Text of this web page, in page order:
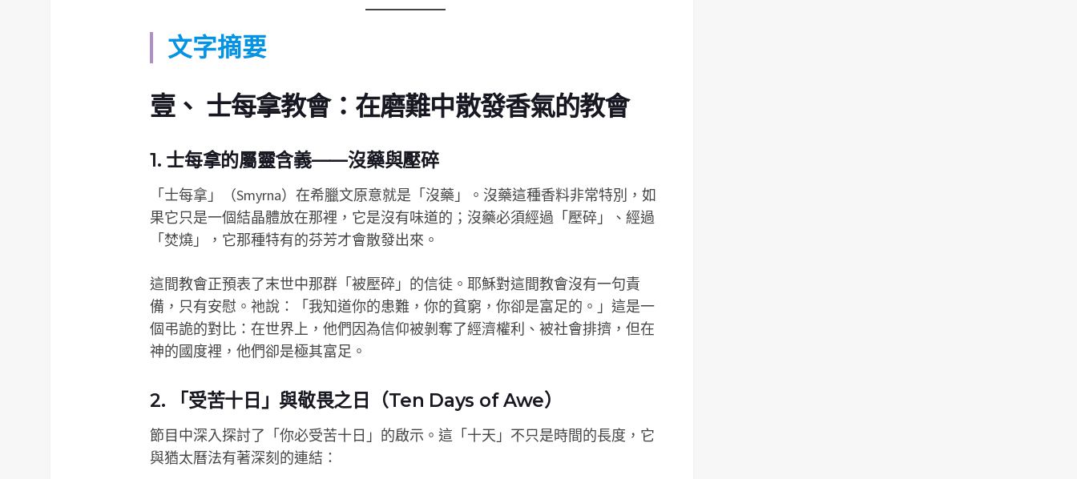
文字摘要
壹、 士每拿教會：在磨難中散發香氣的教會
1. 士每拿的屬靈含義——沒藥與壓碎
「士每拿」（Smyrna）在希臘文原意就是「沒藥」。沒藥這種香料非常特別，如
果它只是一個結晶體放在那裡，它是沒有味道的；沒藥必須經過「壓碎」、經過
「焚燒」，它那種特有的芬芳才會散發出來。
這間教會正預表了末世中那群「被壓碎」的信徒。耶穌對這間教會沒有一句責
備，只有安慰。祂說：「我知道你的患難，你的貧窮，你卻是富足的。」這是一
個弔詭的對比：在世界上，他們因為信仰被剝奪了經濟權利、被社會排擠，但在
神的國度裡，他們卻是極其富足。
2. 「受苦十日」與敬畏之日（Ten Days of Awe）
節目中深入探討了「你必受苦十日」的啟示。這「十天」不只是時間的長度，它
與猶太曆法有著深刻的連結：